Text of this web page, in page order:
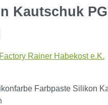
Kautschuk
Rainer Habekost e.K.
überspringen